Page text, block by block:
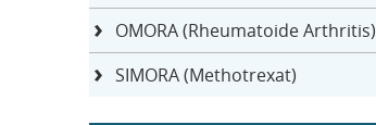
OMORA (Rheumatoide Arthritis)
SIMORA (Methotrexat)